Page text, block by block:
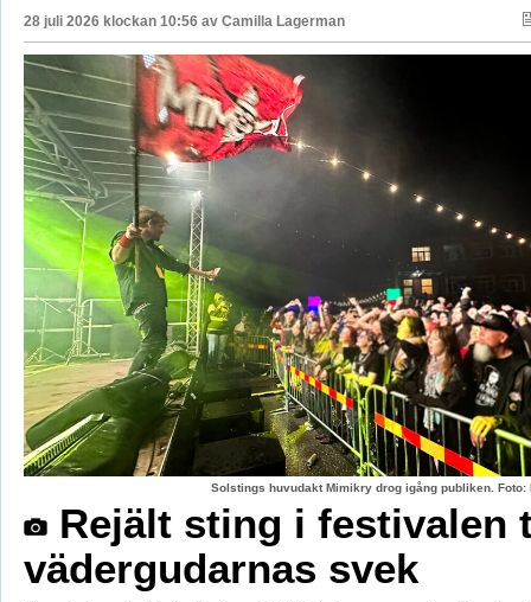
28 juli 2026 klockan 10:56 av Camilla Lagerman
Solstings huvudakt Mimikry drog igång publiken.
Rejält sting i festivalen
vädergudarnas svek